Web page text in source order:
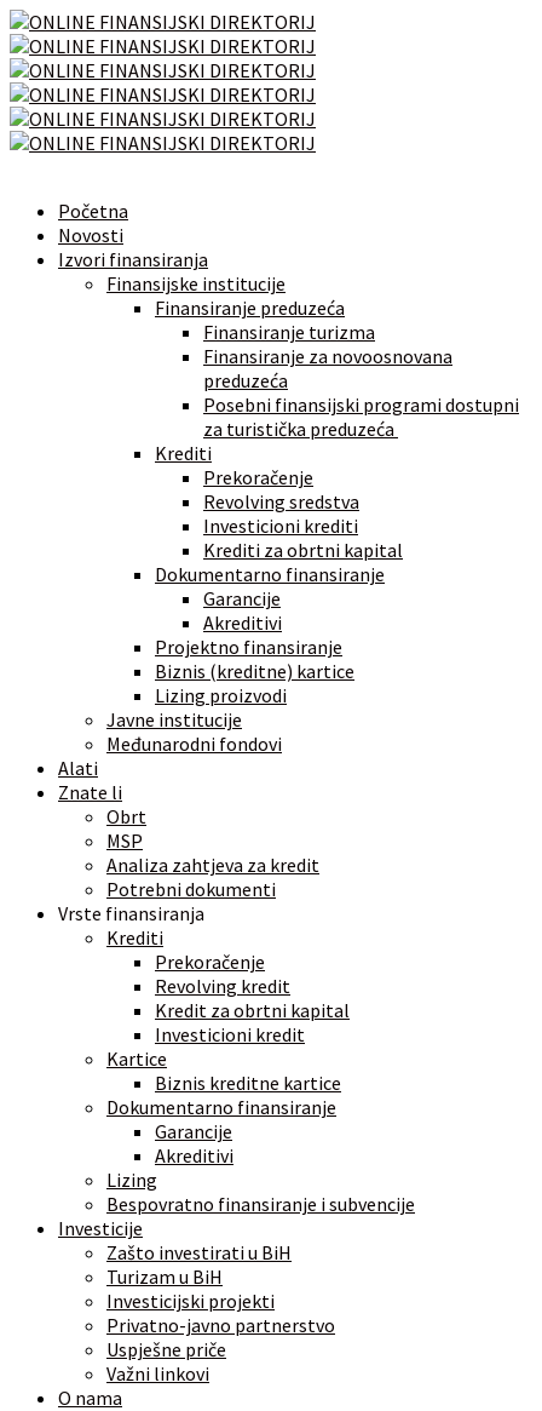
Početna
Novosti
Izvori finansiranja
Finansijske institucije
Finansiranje preduzeća
Finansiranje turizma
Finansiranje za novoosnovana
preduzeća
Posebni finansijski programi dostupni
za turistička preduzeća
Krediti
Prekoračenje
Revolving sredstva
Investicioni krediti
Krediti za obrtni kapital
Dokumentarno finansiranje
Garancije
Akreditivi
Projektno finansiranje
Biznis (kreditne) kartice
Lizing proizvodi
Javne institucije
Međunarodni fondovi
Alati
Znate li
Obrt
MSP
Analiza zahtjeva za kredit
Potrebni dokumenti
Vrste finansiranja
Krediti
Prekoračenje
Revolving kredit
Kredit za obrtni kapital
Investicioni kredit
Kartice
Biznis kreditne kartice
Dokumentarno finansiranje
Garancije
Akreditivi
Lizing
Bespovratno finansiranje i subvencije
Investicije
Zašto investirati u BiH
Turizam u BiH
Investicijski projekti
Privatno-javno partnerstvo
Uspješne priče
Važni linkovi
O nama